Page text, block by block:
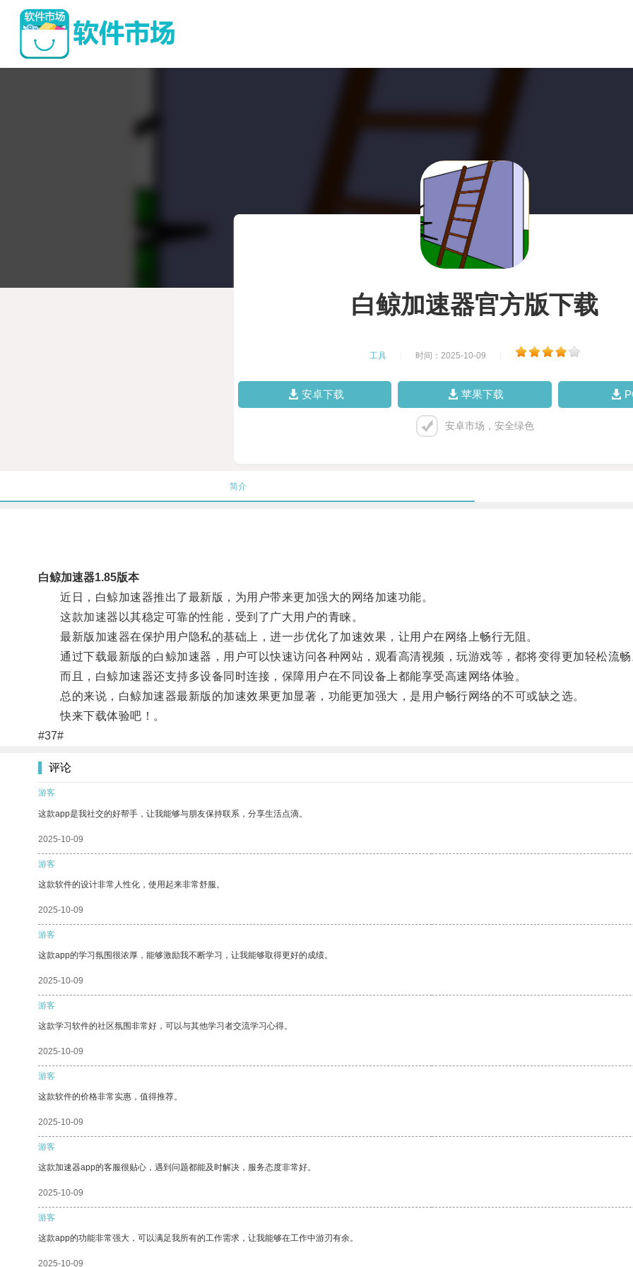
白鲸加速器官方版下载
工具 时间：2025-10-09
安卓下载 苹果下载
安卓市场，安全绿色
简介
白鲸加速器1.85版本
近日，白鲸加速器推出了最新版，为用户带来更加强大的网络加速功能。
这款加速器以其稳定可靠的性能，受到了广大用户的青睐。
最新版加速器在保护用户隐私的基础上，进一步优化了加速效果，让用户在网络上畅行无阻。
通过下载最新版的白鲸加速器，用户可以快速访问各种网站，观看高清视频，玩游戏等，都将变得更加轻松流畅
而且，白鲸加速器还支持多设备同时连接，保障用户在不同设备上都能享受高速网络体验。
总的来说，白鲸加速器最新版的加速效果更加显著，功能更加强大，是用户畅行网络的不可或缺之选。
快来下载体验吧！。
#37#
评论
游客
这款app是我社交的好帮手，让我能够与朋友保持联系，分享生活点滴。
2025-10-09
游客
这款软件的设计非常人性化，使用起来非常舒服。
2025-10-09
游客
这款app的学习氛围很浓厚，能够激励我不断学习，让我能够取得更好的成绩。
2025-10-09
游客
这款学习软件的社区氛围非常好，可以与其他学习者交流学习心得。
2025-10-09
游客
这款软件的价格非常实惠，值得推荐。
2025-10-09
游客
这款加速器app的客服很贴心，遇到问题都能及时解决，服务态度非常好。
2025-10-09
游客
这款app的功能非常强大，可以满足我所有的工作需求，让我能够在工作中游刃有余。
2025-10-09